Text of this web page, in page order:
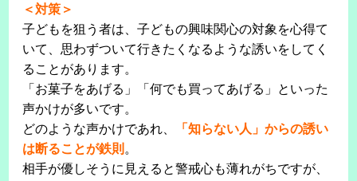
＜対策＞
子どもを狙う者は、子どもの興味関心の対象を心得て
いて、思わずついて行きたくなるような誘いをしてく
ることがあります。
「お菓子をあげる」「何でも買ってあげる」といった
声かけが多いです。
どのような声かけであれ、
「知らない人」からの誘い
は断ることが鉄則 。
相手が優しそうに見えると警戒心も薄れがちですが、